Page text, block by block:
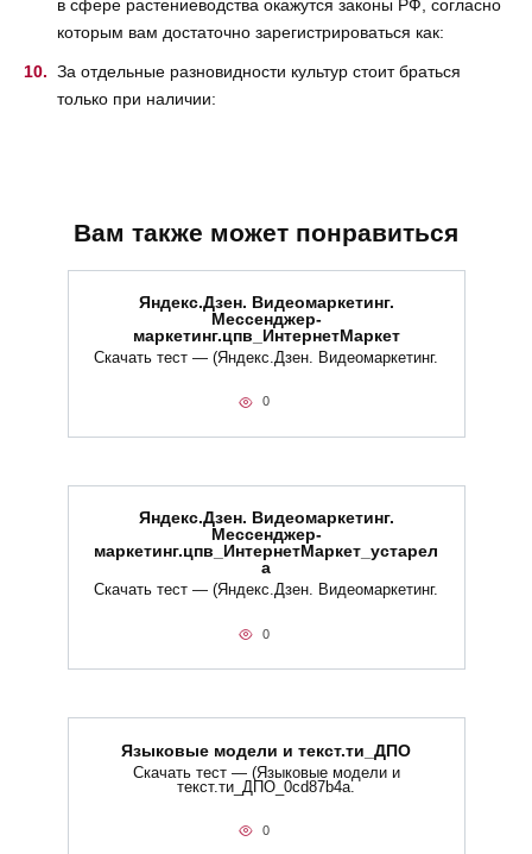
в сфере растениеводства окажутся законы РФ, согласно
которым вам достаточно зарегистрироваться как:
За отдельные разновидности культур стоит браться
только при наличии:
Вам также может понравиться
Яндекс.Дзен. Видеомаркетинг.
Мессенджер-
маркетинг.цпв_ИнтернетМаркет
Скачать тест — (Яндекс.Дзен. Видеомаркетинг.
0
Яндекс.Дзен. Видеомаркетинг.
Мессенджер-
маркетинг.цпв_ИнтернетМаркет_устарел
а
Скачать тест — (Яндекс.Дзен. Видеомаркетинг.
0
Языковые модели и текст.ти_ДПО
Скачать тест — (Языковые модели и
текст.ти_ДПО_0cd87b4a.
0